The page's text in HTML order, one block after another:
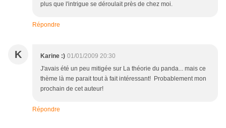
plus que l'intrigue se déroulait près de chez moi.
Répondre
K Karine :) 01/01/2009 20:30
J'avais été un peu mitigée sur La théorie du panda... mais ce
thème là me parait tout à fait intéressant! Probablement mon
prochain de cet auteur!
Répondre